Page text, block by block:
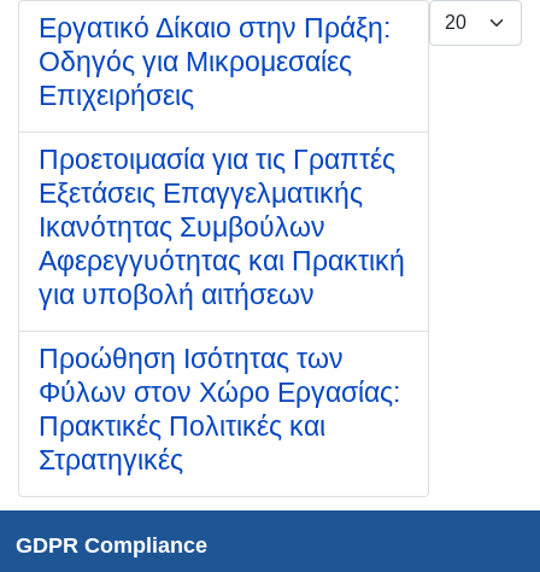
Display #
Εργατικό Δίκαιο στην Πράξη:
Οδηγός για Μικρομεσαίες
Επιχειρήσεις
Προετοιμασία για τις Γραπτές
Εξετάσεις Επαγγελματικής
Ικανότητας Συμβούλων
Αφερεγγυότητας και Πρακτική
για υποβολή αιτήσεων
Προώθηση Ισότητας των
Φύλων στον Χώρο Εργασίας:
Πρακτικές Πολιτικές και
Στρατηγικές
GDPR Compliance